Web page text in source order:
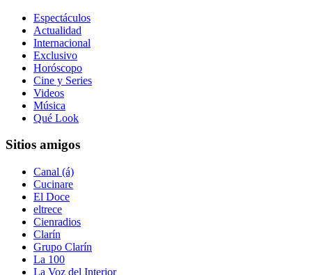
Espectáculos
Actualidad
Internacional
Exclusivo
Horóscopo
Cine y Series
Videos
Música
Qué Look
Sitios amigos
Canal (á)
Cucinare
El Doce
eltrece
Cienradios
Clarín
Grupo Clarín
La 100
La Voz del Interior